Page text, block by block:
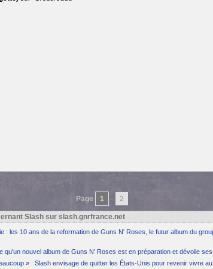
Page 1 - 2
Slash sur slash.gnrfrance.net
: les 10 ans de la reformation de Guns N' Roses, le futur album du
qu'un nouvel album de Guns N' Roses est en préparation et dévoile
» : Slash envisage de quitter les États-Unis pour revenir vivre